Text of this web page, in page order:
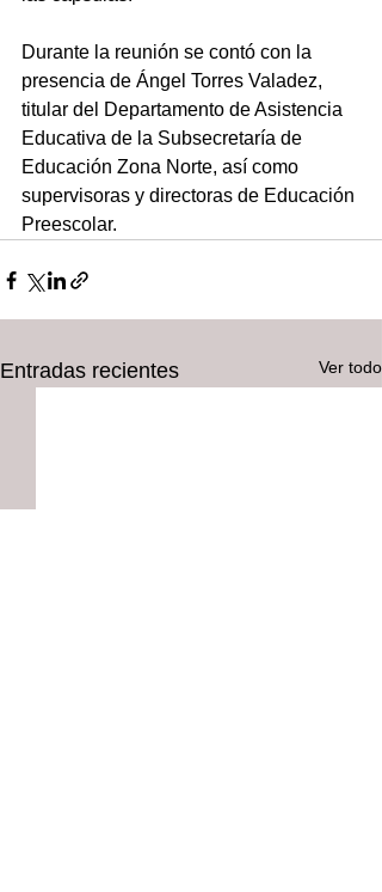
Durante la reunión se contó con la
presencia de Ángel Torres Valadez,
titular del Departamento de Asistencia
Educativa de la Subsecretaría de
Educación Zona Norte, así como
supervisoras y directoras de Educación
Preescolar.
Entradas recientes Ver todo